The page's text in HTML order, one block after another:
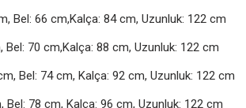
Bel: 66 cm,Kalça: 84 cm, Uzunluk: 122 cm
Bel: 70 cm,Kalça: 88 cm, Uzunluk: 122 cm
Bel: 74 cm, Kalça: 92 cm, Uzunluk: 122 cm
Bel: 78 cm, Kalça: 96 cm, Uzunluk: 122 cm